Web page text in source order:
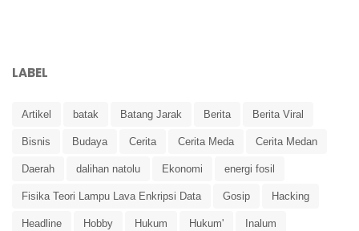
LABEL
Artikel batak Batang Jarak Berita Berita Viral
Bisnis Budaya Cerita Cerita Meda Cerita Medan
Daerah dalihan natolu Ekonomi energi fosil
Fisika Teori Lampu Lava Enkripsi Data Gosip Hacking
Headline Hobby Hukum Hukum' Inalum